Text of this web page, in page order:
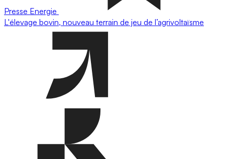
Presse Energie
L'élevage bovin, nouveau terrain de jeu de l’agrivoltaïsme